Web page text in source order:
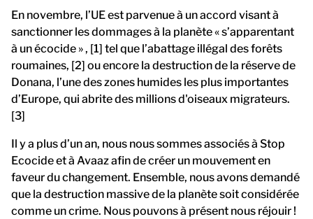
En novembre, l’UE est parvenue à un accord visant à
sanctionner les dommages à la planète « s’apparentant
à un écocide » , [1] tel que l’abattage illégal des forêts
roumaines, [2] ou encore la destruction de la réserve de
Donana, l’une des zones humides les plus importantes
d’Europe, qui abrite des millions d'oiseaux migrateurs.
[3]
Il y a plus d’un an, nous nous sommes associés à Stop
Ecocide et à Avaaz afin de créer un mouvement en
faveur du changement. Ensemble, nous avons demandé
que la destruction massive de la planète soit considérée
comme un crime. Nous pouvons à présent nous réjouir !